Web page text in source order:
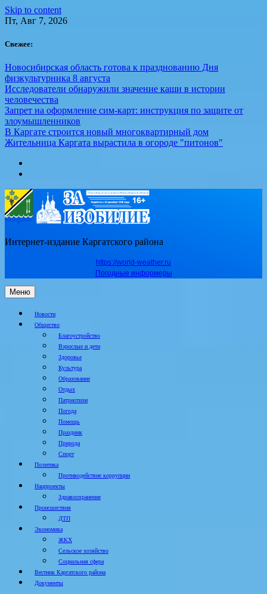
Skip to content
Пт, Авг 7, 2026
Свежее:
Новосибирская область готова к празднованию Дня
физкультурника 8 августа
Исследователи обнаружили значение каши в истории
человечества
Запрет на оформление сим-карт: инструкция по защите от
злоумышленников
В Каргате строится новый многоквартирный дом
Жительница Каргата вырастила в огороде "питонов"
Интернет-издание Каргатского района
https://world-weather.ru
Погодные информеры
Меню
Новости
Общество
Благоустройство
Взрослые и дети
Здоровье
Культура
Образование
Отдых
Патриотизм
Погода
Помощь
Праздник
Природа
Спорт
Политика
Противодействие коррупции
Нацпроекты
Здравоохранение
Происшествия
ДТП
Экономика
ЖКХ
Сельское хозяйство
Социальная сфера
Вестник Каргатского района
Документы